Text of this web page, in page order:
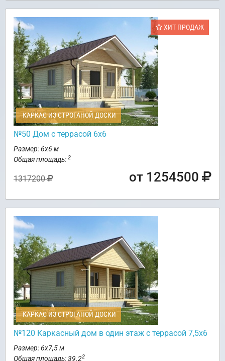
ХИТ ПРОДАЖ
КАРКАС ИЗ СТРОГАНОЙ ДОСКИ
№50 Дом с террасой 6х6
Размер: 6х6 м
Общая площадь: 2
1317200 от 1254500
КАРКАС ИЗ СТРОГАНОЙ ДОСКИ
№120 Каркасный дом в один этаж с террасой 7,5х6
Размер: 6х7,5 м
Общая площадь: 39.22